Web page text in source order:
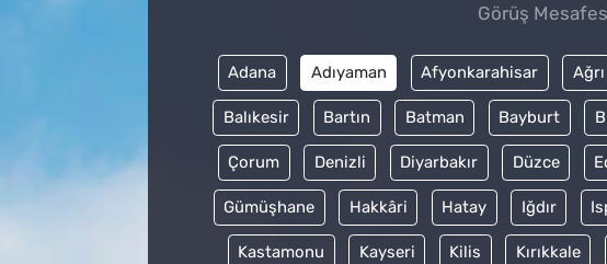
Görüş
Adana Adıyaman Afyonkarahisar Ağrı
Balıkesir Bartın Batman Bayburt
Çorum Denizli Diyarbakır Düzce
Gümüşhane Hakkâri Hatay Iğdır
Kastamonu Kayseri Kilis Kırıkkale